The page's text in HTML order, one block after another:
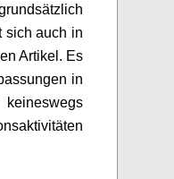
sich auch in
Artikel. Es
in